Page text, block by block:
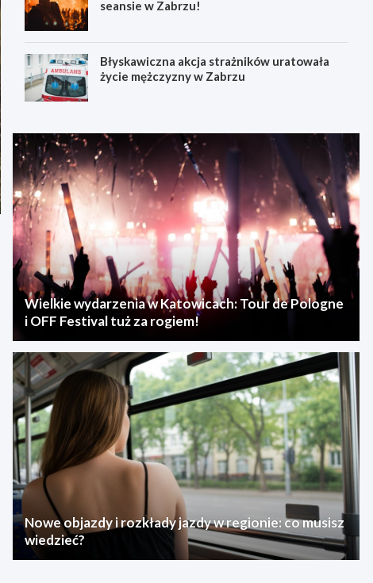
seansie w Zabrzu!
Błyskawiczna akcja strażników uratowała
życie mężczyzny w Zabrzu
Wielkie wydarzenia w Katowicach: Tour de Pologne
i OFF Festival tuż za rogiem!
Nowe objazdy i rozkłady jazdy w regionie: co musisz
wiedzieć?